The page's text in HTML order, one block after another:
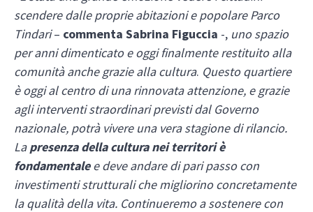
scendere dalle proprie abitazioni e popolare Parco
Tindari– commenta Sabrina Figuccia -, uno spazio
per anni dimenticato e oggi finalmente restituito alla
comunità anche grazie alla cultura. Questo quartiere
è oggi al centro di una rinnovata attenzione, e grazie
agli interventi straordinari previsti dal Governo
nazionale, potrà vivere una vera stagione di rilancio.
Lapresenza della cultura nei territori è
fondamentalee deve andare di pari passo con
investimenti strutturali che migliorino concretamente
la qualità della vita. Continueremo a sostenere con